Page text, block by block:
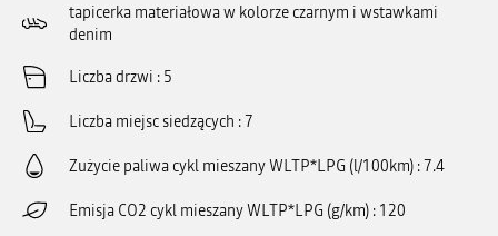
tapicerka materiałowa w kolorze czarnym i wstawkami
denim
Liczba drzwi 5
Liczba miejsc siedzących 7
Zużycie paliwa cykl mieszany WLTP*LPG (l/100km) 7.4
Emisja CO2 cykl mieszany WLTP*LPG (g/km) 120